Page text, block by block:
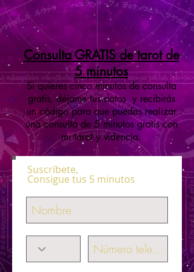
Consulta GRATIS de tarot de
5 minutos
Si quieres cinco minutos de consulta
gratis, déjame tus datos y recibirás
un código para que puedas realizar
una consulta de 5 minutos gratis con
mi tarot y videncia.
Suscríbete,
Consigue tus 5 minutos